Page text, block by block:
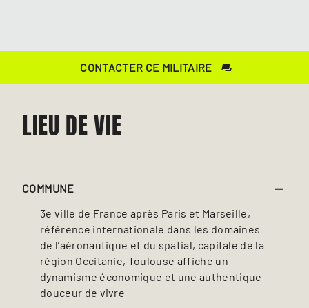
CONTACTER CE MILITAIRE
LIEU DE VIE
COMMUNE
3e ville de France après Paris et Marseille,
référence internationale dans les domaines
de l’aéronautique et du spatial, capitale de la
région Occitanie, Toulouse affiche un
dynamisme économique et une authentique
douceur de vivre